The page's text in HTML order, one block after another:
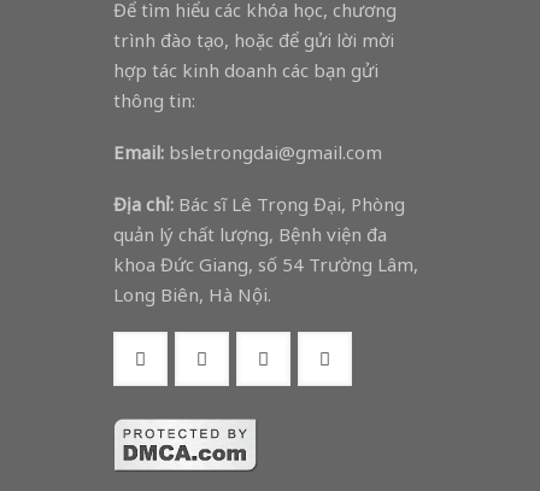
Để tìm hiểu các khóa học, chương
trình đào tạo, hoặc để gửi lời mời
hợp tác kinh doanh các bạn gửi
thông tin:
Email: bsletrongdai@gmail.com
Địa chỉ: Bác sĩ Lê Trọng Đại, Phòng
quản lý chất lượng, Bệnh viện đa
khoa Đức Giang, số 54 Trường Lâm,
Long Biên, Hà Nội.